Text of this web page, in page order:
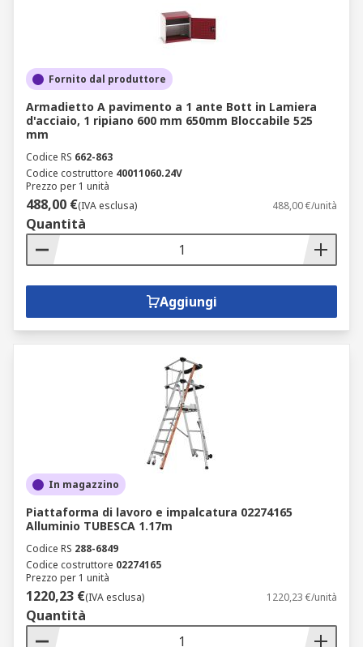
Fornito dal produttore
Armadietto A pavimento a 1 ante Bott in Lamiera
d'acciaio, 1 ripiano 600 mm 650mm Bloccabile 525
mm
Codice RS 662-863
Codice costruttore 40011060.24V
Prezzo per 1 unità
488,00 €(IVA esclusa) 488,00 €/unità
Quantità
Aggiungi
In magazzino
Piattaforma di lavoro e impalcatura 02274165
Alluminio TUBESCA 1.17m
Codice RS 288-6849
Codice costruttore 02274165
Prezzo per 1 unità
1220,23 €(IVA esclusa) 1220,23 €/unità
Quantità